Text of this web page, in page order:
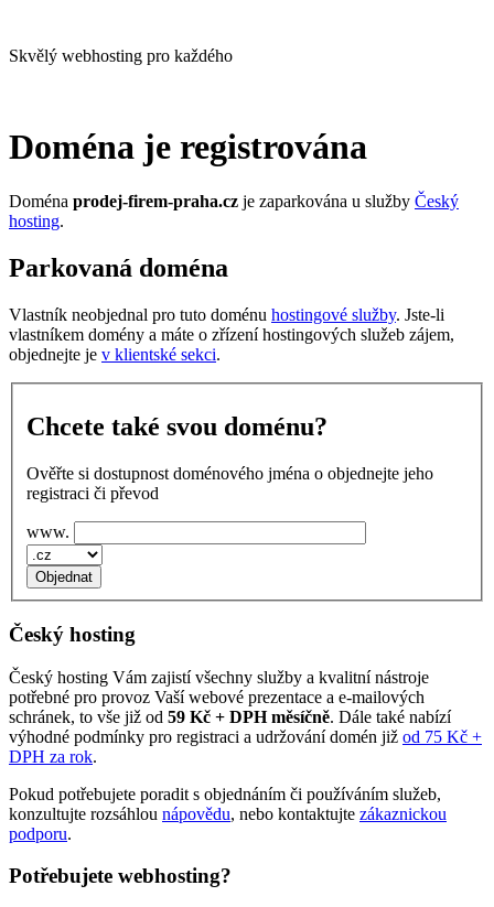
Skvělý webhosting pro každého
Doména je registrována
Doména prodej-firem-praha.cz je zaparkována u služby Český
hosting.
Parkovaná doména
Vlastník neobjednal pro tuto doménu hostingové služby. Jste-li
vlastníkem domény a máte o zřízení hostingových služeb zájem,
objednejte je v klientské sekci.
Chcete také svou doménu?
Ověřte si dostupnost doménového jména o objednejte jeho
registraci či převod
www.
Český hosting
Český hosting Vám zajistí všechny služby a kvalitní nástroje
potřebné pro provoz Vaší webové prezentace a e‑mailových
schránek, to vše již od 59 Kč + DPH měsíčně. Dále také nabízí
výhodné podmínky pro registraci a udržování domén již od 75 Kč +
DPH za rok.
Pokud potřebujete poradit s objednáním či používáním služeb,
konzultujte rozsáhlou nápovědu, nebo kontaktujte zákaznickou
podporu.
Potřebujete webhosting?